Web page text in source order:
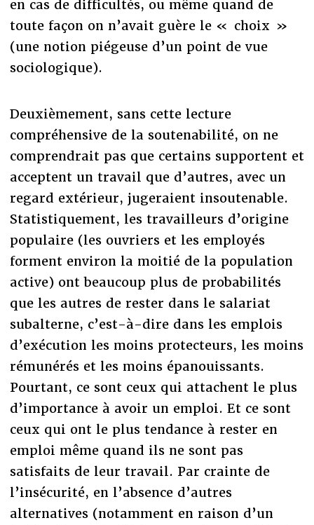
en cas de difficultés, ou même quand de
toute façon on n’avait guère le « choix »
(une notion piégeuse d’un point de vue
sociologique).
Deuxièmement, sans cette lecture
compréhensive de la soutenabilité, on ne
comprendrait pas que certains supportent et
acceptent un travail que d’autres, avec un
regard extérieur, jugeraient insoutenable.
Statistiquement, les travailleurs d’origine
populaire (les ouvriers et les employés
forment environ la moitié de la population
active) ont beaucoup plus de probabilités
que les autres de rester dans le salariat
subalterne, c’est-à-dire dans les emplois
d’exécution les moins protecteurs, les moins
rémunérés et les moins épanouissants.
Pourtant, ce sont ceux qui attachent le plus
d’importance à avoir un emploi. Et ce sont
ceux qui ont le plus tendance à rester en
emploi même quand ils ne sont pas
satisfaits de leur travail. Par crainte de
l’insécurité, en l’absence d’autres
alternatives (notamment en raison d’un